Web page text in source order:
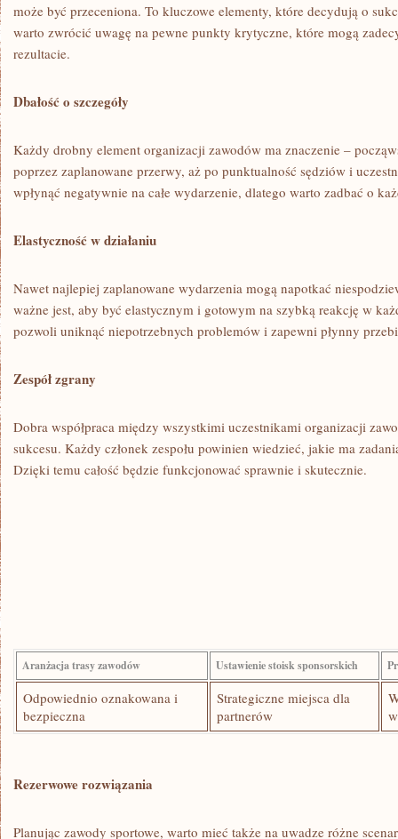
może być przeceniona. To kluczowe elementy, ⁢które‍ decydują o
warto zwrócić ⁢uwagę na pewne punkty krytyczne, które mogą
‌rezultacie.
Dbałość o szczegóły
Każdy drobny element organizacji zawodów ma znaczenie –
poprzez zaplanowane przerwy, aż po ‌punktualność sędziów⁢ i
wpłynąć negatywnie na‍ całe⁢ wydarzenie, ⁤dlatego ⁢warto⁢ zadbać ⁤o
Elastyczność w działaniu
Nawet ⁣najlepiej zaplanowane wydarzenia mogą napotkać
ważne ⁤jest, aby być‌ elastycznym i gotowym na szybką reakcję‍ w
pozwoli uniknąć niepotrzebnych problemów i zapewni płynny
Zespół zgrany
Dobra współpraca ‌między wszystkimi⁤ uczestnikami organizacji
sukcesu. Każdy członek‌ zespołu ‍powinien wiedzieć, jakie ma
Dzięki temu całość będzie⁢ funkcjonować ⁢sprawnie i skutecznie.
Aranżacja trasy zawodów Ustawienie stoisk​ sponsorskich
Odpowiednio oznakowana i
bezpieczna
Strategiczne miejsca dla
partnerów
Rezerwowe ⁢rozwiązania
Planując zawody​ sportowe, warto mieć także na uwadze różne‌